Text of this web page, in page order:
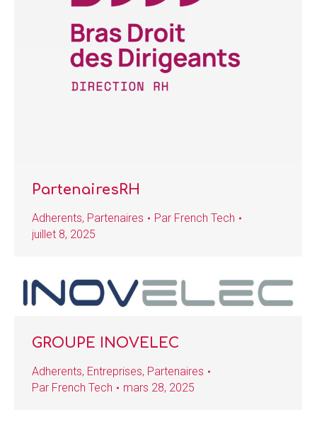
PartenairesRH
Adherents, Partenaires Par French Tech
juillet 8, 2025
GROUPE INOVELEC
Adherents, Entreprises, Partenaires
Par French Tech mars 28, 2025